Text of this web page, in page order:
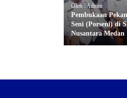
Oleh : Admin
Pembukaan
Seni (Porseni) di
Nusantara Medan